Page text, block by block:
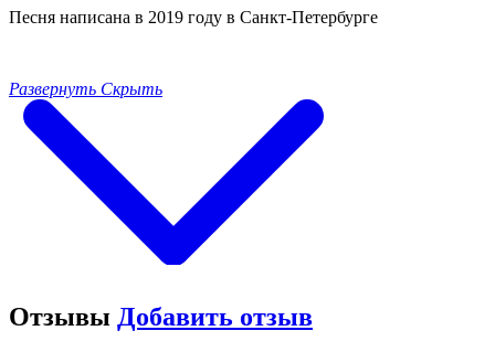
Песня написана в 2019 году в Санкт-Петербурге
Развернуть Скрыть
Отзывы Добавить отзыв